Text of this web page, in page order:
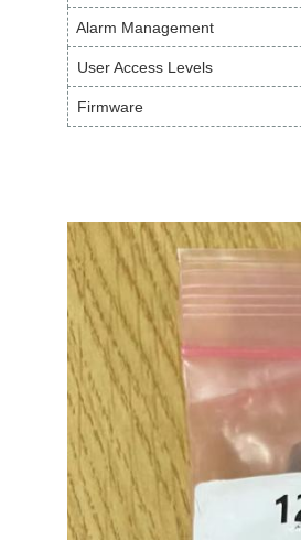
Alarm Management
User Access Levels
Firmware